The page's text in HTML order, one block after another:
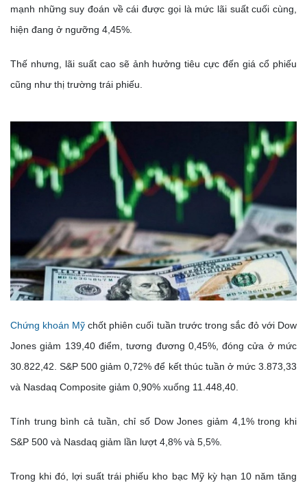
mạnh những suy đoán về cái được gọi là mức lãi suất cuối cùng,
hiện đang ở ngưỡng 4,45%.
Thế nhưng, lãi suất cao sẽ ảnh hưởng tiêu cực đến giá cổ phiếu
cũng như thị trường trái phiếu.
Chứng khoán Mỹ chốt phiên cuối tuần trước trong sắc đỏ với Dow
Jones giảm 139,40 điểm, tương đương 0,45%, đóng cửa ở mức
30.822,42. S&P 500 giảm 0,72% để kết thúc tuần ở mức 3.873,33
và Nasdaq Composite giảm 0,90% xuống 11.448,40.
Tính trung bình cả tuần, chỉ số Dow Jones giảm 4,1% trong khi
S&P 500 và Nasdaq giảm lần lượt 4,8% và 5,5%.
Trong khi đó, lợi suất trái phiếu kho bạc Mỹ kỳ hạn 10 năm tăng